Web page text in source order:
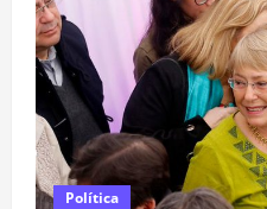
aceptar
irregularidades»:
Gobierno
reacciona
a
negativa
devolución
de
Democracia
Viva
Política